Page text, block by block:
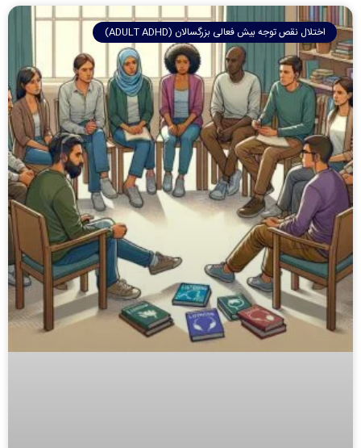
اختلال نقص توجه بیش فعالی بزرگسالان (ADULT ADHD)